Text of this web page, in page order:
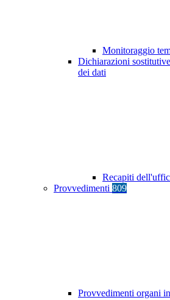
Monitoraggio
Dichiarazioni
dei dati
Recapiti
Provvedimenti 809
Provvedimenti organi